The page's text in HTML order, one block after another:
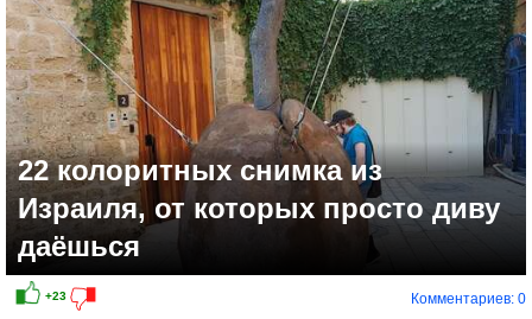
22 колоритных снимка из
Израиля, от которых просто диву
даёшься
Комментариев: 0